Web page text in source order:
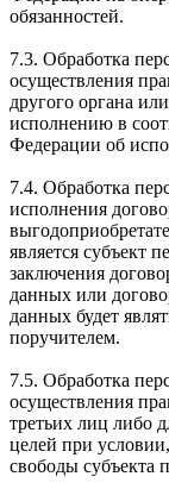
обязанностей.
7.3. Обработка
осуществления
другого органа
исполнению в
Федерации об
7.4. Обработка
исполнения
является субъект
заключения
данных или
данных будет
поручителем.
7.5. Обработка
осуществления
третьих лиц либо
целей при
свободы субъекта